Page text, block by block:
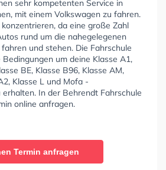
sehr kompetenten Service in
mit einem Volkswagen zu fahren.
da eine große Zahl
rund um die nahegelegenen
und stehen. Die Fahrschule
um deine Klasse A1,
BE, Klasse B96, Klasse AM,
Klasse L und Mofa -
In der Behrendt Fahrschule
online anfragen.
Termin anfragen